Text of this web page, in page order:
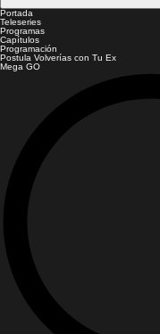
Portada
Teleseries
Programas
Capítulos
Programación
Postula Volverías con Tu Ex
Mega GO